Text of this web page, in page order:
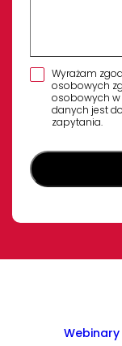
Wyrażam
osobowych
osobowych w
danych jest
zapytania.
Webinary